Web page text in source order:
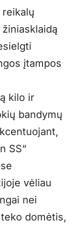
įtampos
kilo ir
bandymų
SS“
vėliau
nei
domėtis,